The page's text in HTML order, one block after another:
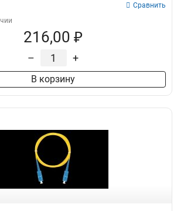
Сравнить
216,00 ₽
– +
В корзину